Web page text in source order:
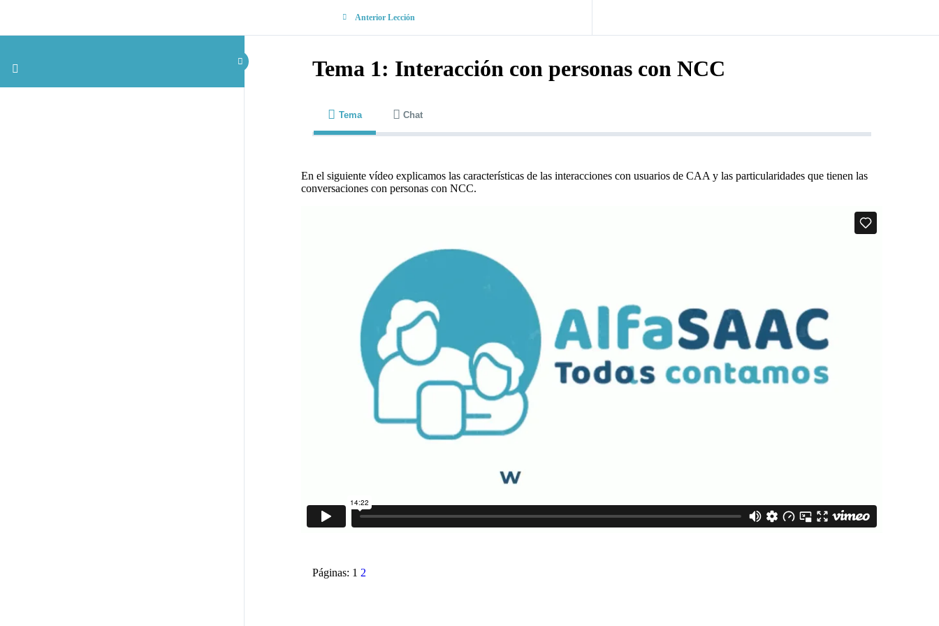
Anterior Lección
Tema 1: Interacción con personas con NCC
Tema Chat
En el siguiente vídeo explicamos las características de las interacciones con usuarios de CAA y las particularidades que tienen las
conversaciones con personas con NCC.
Páginas: 1 2